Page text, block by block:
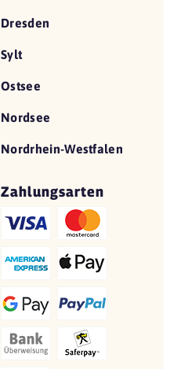
Dresden
Sylt
Ostsee
Nordsee
Nordrhein-Westfalen
Zahlungsarten